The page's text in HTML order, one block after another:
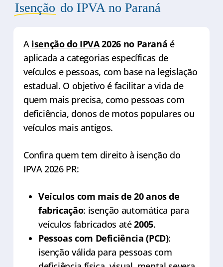
Isenção do IPVA no Paraná
A isenção do IPVA2026 no Paraná é
aplicada a categorias específicas de
veículos e pessoas, com base na legislação
estadual. O objetivo é facilitar a vida de
quem mais precisa, como pessoas com
deficiência, donos de motos populares ou
veículos mais antigos.
Confira quem tem direito à isenção do
IPVA 2026 PR:
Veículos com mais de 20 anos de
fabricação: isenção automática para
veículos fabricados até2005.
Pessoas com Deficiência (PCD):
isenção válida para pessoas com